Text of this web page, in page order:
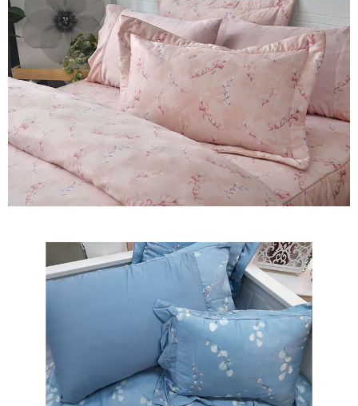
【注意事項】
１．透過由恩沛科技股份有限公司提供之「AFTEE先享後付」服務完成之交
易，需依本服務之必要範圍內提供個人資料，並將交易相關給付款項請求債
權轉讓予恩沛科技股份有限公司。
２．關於個人資料處理事宜，請瀏覽以下網址：
https://aftee.tw/terms/#terms3
３．未成年的使用者請事先徵得法定代理人或監護人之同意方可使用
「AFTEE先享後付」，若未經同意申辦者引起之損失，本公司不負相關責
任。
４．使用「AFTEE先享後付」時，將依據個別帳號之用戶狀況，依本公司即
時審查核予不同之上限額度；若仍有額度不足之情形，本公司將視審查結果
請求用戶進行身份認證。
５．嚴禁一人註冊多個帳號或使用他人資訊註冊。若發現惡意使用之情形，
恩沛科技股份有限公司將有權停止該用戶之使用額度並採取法律行動。